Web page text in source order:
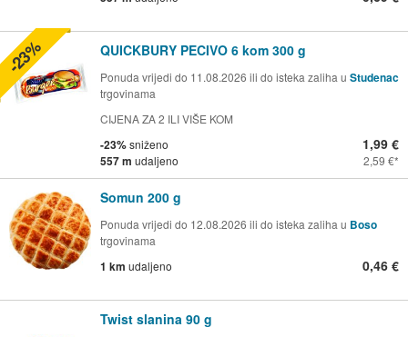
QUICKBURY PECIVO 6 kom 300 g
Ponuda vrijedi do 11.08.2026 ili do isteka zaliha u Studenac
trgovinama
CIJENA ZA 2 ILI VIŠE KOM
-23%sniženo
557 m udaljeno
1,99 €
2,59 €
-23%
Somun 200 g
Ponuda vrijedi do 12.08.2026 ili do isteka zaliha u Boso
trgovinama
1 km udaljeno 0,46 €
Twist slanina 90 g